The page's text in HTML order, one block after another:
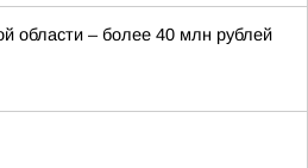
области – более 40 млн рублей